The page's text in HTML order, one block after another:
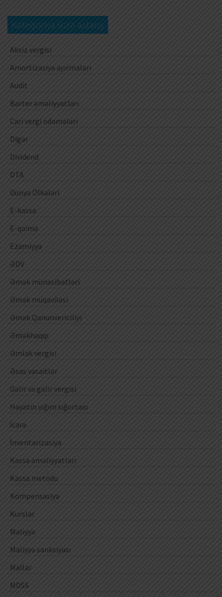
Kateqoriya üzrə axtarış
Aksiz vergisi
Amortizasiya ayırmaları
Audit
Barter əməliyyatları
Cari vergi ödəmələri
Digər
Dividend
DTA
Dünya Ölkələri
E-kassa
E-qaimə
Ezamiyyə
ƏDV
Əmək münasibətləri
Əmək müqaviləsi
Əmək Qanunvericiliyi
Əməkhaqqı
Əmlak vergisi
Əsas vəsaitlər
Gəlir və gəlir vergisi
Həyatın yığım sığortası
İcarə
İnventarizasiya
Kassa əməliyyatları
Kassa metodu
Kompensasiya
Kurslar
Maliyyə
Maliyyə sanksiyası
Mallar
MDSS